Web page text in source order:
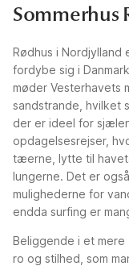
Sommerhus
Rødhus i Nordjylland
fordybe sig i
møder Vesterhavets
sandstrande, hvilket
der er ideel for
opdagelsesrejser,
tæerne, lytte til
lungerne. Det er
mulighederne for
endda surfing er
Beliggende i et mere
ro og stilhed, som